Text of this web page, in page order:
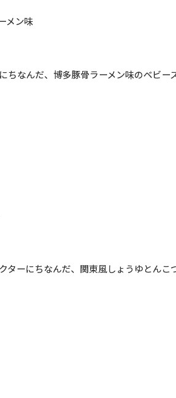
メン味
ちなんだ、博多豚骨ラーメン味のベビー
ターにちなんだ、関東風しょうゆとんこ